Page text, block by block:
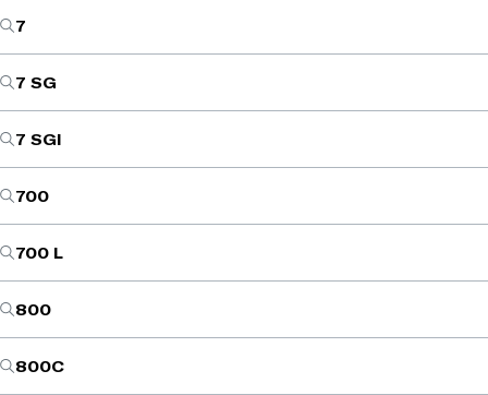
7
7 SG
7 SGI
700
700 L
800
800C